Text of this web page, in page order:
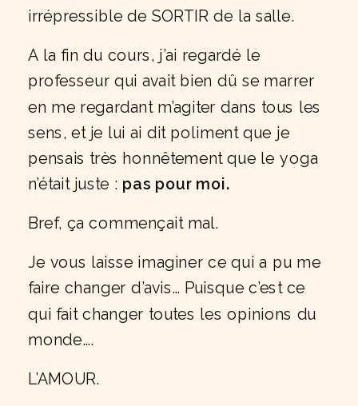
irrépressible de SORTIR de la salle.
A la fin du cours, j’ai regardé le
professeur qui avait bien dû se marrer
en me regardant m’agiter dans tous les
sens, et je lui ai dit poliment que je
pensais très honnêtement que le yoga
n’était juste : pas pour moi.
Bref, ça commençait mal.
Je vous laisse imaginer ce qui a pu me
faire changer d’avis… Puisque c’est ce
qui fait changer toutes les opinions du
monde….
L’AMOUR.